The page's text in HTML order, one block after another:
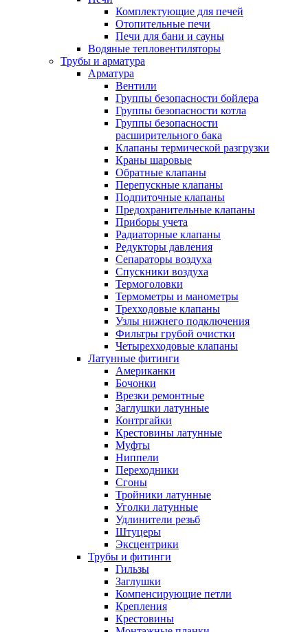
Комплектующие для печей
Отопительные печи
Печи для бани и сауны
Водяные тепловентиляторы
Трубы и арматура
Арматура
Вентили
Группы безопасности бойлера
Группы безопасности котла
Группы безопасности
расширительного бака
Клапаны термической разгрузки
Краны шаровые
Обратные клапаны
Перепускные клапаны
Подпиточные клапаны
Предохранительные клапаны
Приборы учета
Радиаторные клапаны
Редукторы давления
Сепараторы воздуха
Спускники воздуха
Термоголовки
Термометры и манометры
Трехходовые клапаны
Узлы нижнего подключения
Фильтры грубой очистки
Четырехходовые клапаны
Латунные фитинги
Американки
Бочонки
Врезки ремонтные
Заглушки латунные
Контргайки
Крестовины латунные
Муфты
Ниппели
Переходники
Сгоны
Тройники латунные
Уголки латунные
Удлинители резьб
Штуцеры
Эксцентрики
Трубы и фитинги
Гильзы
Заглушки
Компенсирующие петли
Крепления
Крестовины